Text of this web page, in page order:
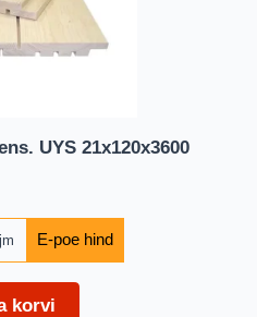
UYS 21x120x3600
jm
korvi